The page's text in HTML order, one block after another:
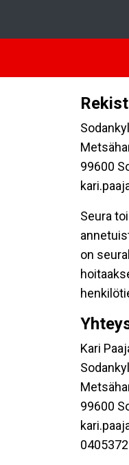
99600
Seura
on
Kari
99600